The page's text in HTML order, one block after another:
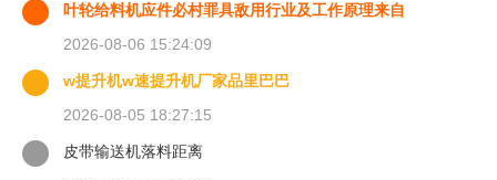
叶轮给料机应件必村罪具敌用行业及工作原理来自
2026-08-06 15:24:09
w提升机w速提升机厂家品里巴巴
2026-08-05 18:27:15
皮带输送机落料距离